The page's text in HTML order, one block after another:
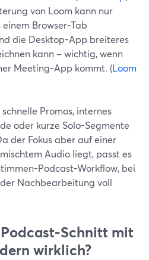
von Loom kann nur
Browser-Tab
die Desktop-App breiteres
kann – wichtig, wenn
Meeting-App kommt. (Loom
Promos, internes
oder kurze Solo-Segmente
der Fokus aber auf einer
Audio liegt, passt es
Podcast-Workflow, bei
Nachbearbeitung voll
Schnitt mit
wirklich?